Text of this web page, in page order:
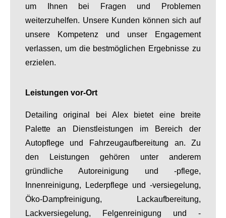
um Ihnen bei Fragen und Problemen
weiterzuhelfen. Unsere Kunden können sich auf
unsere Kompetenz und unser Engagement
verlassen, um die bestmöglichen Ergebnisse zu
erzielen.
Leistungen vor-Ort
Detailing original bei Alex bietet eine breite
Palette an Dienstleistungen im Bereich der
Autopflege und Fahrzeugaufbereitung an. Zu
den Leistungen gehören unter anderem
gründliche Autoreinigung und -pflege,
Innenreinigung, Lederpflege und -versiegelung,
Öko-Dampfreinigung, Lackaufbereitung,
Lackversiegelung, Felgenreinigung und -